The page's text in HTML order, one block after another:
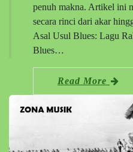
penuh makna. Artikel ini
secara rinci dari akar
Asal Usul Blues: Lagu
Blues…
Read More